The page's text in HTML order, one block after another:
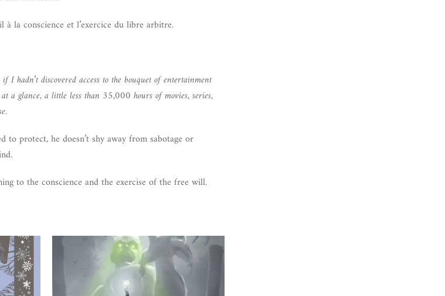
la conscience et l’exercice du libre arbitre.
hadn’t discovered access to the bouquet of entertainment
a glance, a little less than 35,000 hours of movies, series,
protect, he doesn’t shy away from sabotage or
to the conscience and the exercise of the free will.